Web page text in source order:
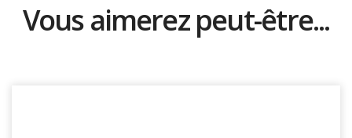
Vous aimerez peut-être...